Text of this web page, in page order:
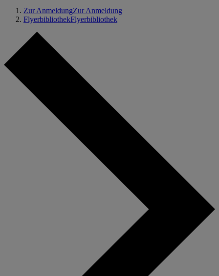
Zur AnmeldungZur Anmeldung
FlyerbibliothekFlyerbibliothek